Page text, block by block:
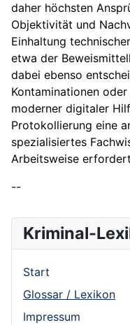
daher höchsten
Objektivität und
Einhaltung
etwa der
dabei ebenso
Kontaminationen
moderner digitaler
Protokollierung eine
spezialisiertes
Arbeitsweise
--
Kriminal-
Start
Glossar / Lexikon
Impressum